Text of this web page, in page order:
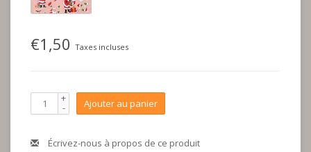
€1,50 Taxes incluses
+
- Ajouter au panier
Écrivez-nous à propos de ce produit